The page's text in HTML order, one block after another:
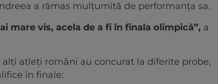
a rămas mulțumită de performanța sa.
mare vis, acela de a fi în finala olimpică”, a
alți atleți români au concurat la diferite probe,
în finale: